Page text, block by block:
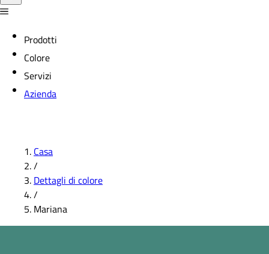
Prodotti
Colore
Servizi
Azienda
Casa
/
Dettagli di colore
/
Mariana